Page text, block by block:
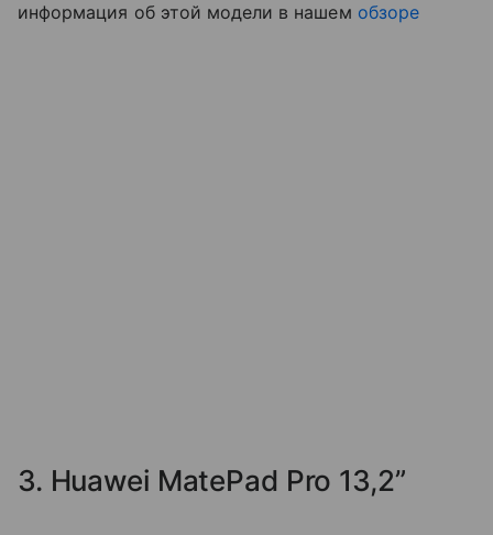
информация об этой модели в нашем обзоре
3. Huawei MatePad Pro 13,2”